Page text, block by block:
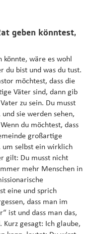
geben könntest,
könnte, wäre es wohl
du bist und was du tust.
möchtest, dass die
Väter sind, dann gib
zu sein. Du musst
sie werden sehen,
du möchtest, dass
großartige
um selbst ein wirklich
gilt: Du musst nicht
mehr Menschen in
eine und sprich
dass man im
ist und dass man das,
gesagt: Ich glaube,